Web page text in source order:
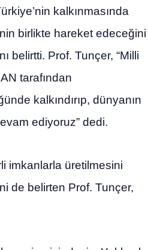
kalkınmasında
birlikte hareket edeceğini
belirtti. Prof. Tunçer, “Milli
tarafından
kalkındırıp, dünyanın
ediyoruz” dedi.
imkanlarla üretilmesini
de belirten Prof. Tunçer,